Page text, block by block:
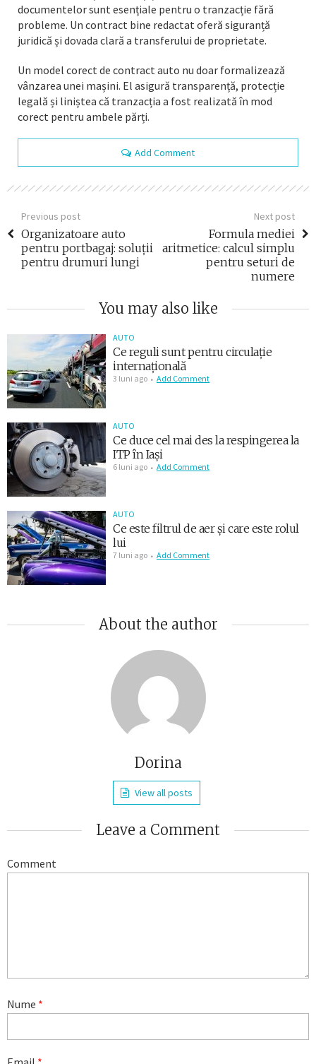
documentelor sunt esențiale pentru o tranzacție fără
probleme. Un contract bine redactat oferă siguranță
juridică și dovada clară a transferului de proprietate.
Un model corect de contract auto nu doar formalizează
vânzarea unei mașini. El asigură transparență, protecție
legală și liniștea că tranzacția a fost realizată în mod
corect pentru ambele părți.
Add Comment
Previous post
Organizatoare auto
pentru portbagaj: soluții
pentru drumuri lungi
Next post
Formula mediei
aritmetice: calcul simplu
pentru seturi de
numere
You may also like
AUTO
Ce reguli sunt pentru circulație
internațională
3 luni ago Add Comment
AUTO
Ce duce cel mai des la respingerea la
ITP în Iași
6 luni ago Add Comment
AUTO
Ce este filtrul de aer și care este rolul
lui
7 luni ago Add Comment
About the author
Dorina
View all posts
Leave a Comment
Comment
Nume *